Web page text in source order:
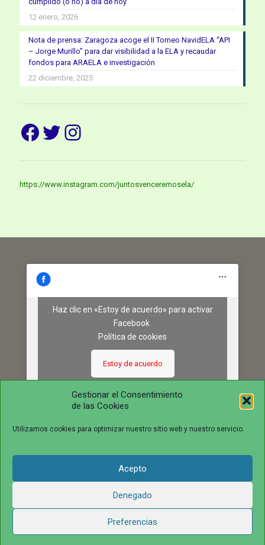
Gestionar el Consentimiento
de las Cookies
Utilizamos cookies para optimizar nuestro sitio web y nuestro servicio.
Acepto
Denegado
Preferencias
12 enero, 2026
Nota de prensa: Zaragoza acoge el II Torneo NavidELA “API
– Jorge Murillo” para dar visibilidad a la ELA y recaudar
fondos para ARAELA e investigación
22 diciembre, 2025
Facebook
Twitter
Instagram
https://www.instagram.com/juntosvenceremosela/
Haz clic en «Estoy de acuerdo» para activar
Facebook
Política de cookies
Estoy de acuerdo
© 2016 juntosvenceremosela.com. All Rights Reserved.